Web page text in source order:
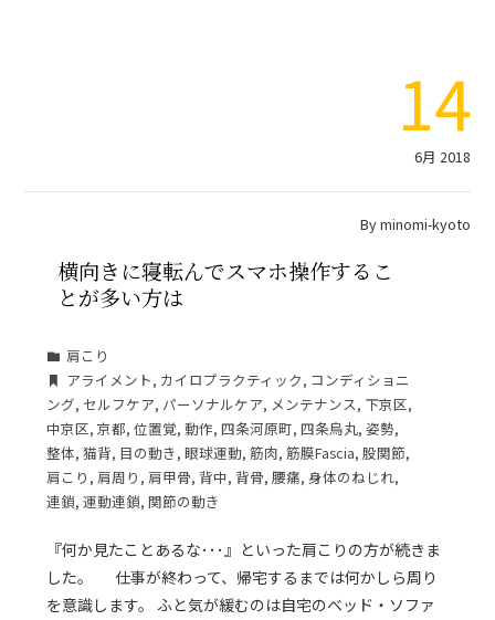
14
6月 2018
Byminomi-kyoto
横向きに寝転んでスマホ操作するこ
とが多い方は
肩こり
アライメント, カイロプラクティック, コンディショニ
ング, セルフケア, パーソナルケア, メンテナンス, 下京区,
中京区,京都,位置覚,動作,四条河原町,四条烏丸,姿勢,
整体,猫背, 目の動き,眼球運動,筋肉,筋膜Fascia,股関節,
肩こり ,肩周り ,肩甲骨, 背中, 背骨,腰痛,身体のねじれ,
連鎖,運動連鎖,関節の動き
『何か見たことあるな･･･』といった肩こりの方が続きま
した。 仕事が終わって、帰宅するまでは何かしら周り
を意識します。 ふと気が緩むのは自宅のベッド・ソファ